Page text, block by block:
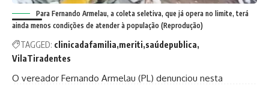
TAGGED: clinicadafamilia meriti saúdepublica
VilaTiradentes
Para Fernando Armelau, a coleta seletiva, que já opera no limite, terá
ainda menos condições de atender à população (Reprodução)
O vereador Fernando Armelau (PL) denunciou nesta